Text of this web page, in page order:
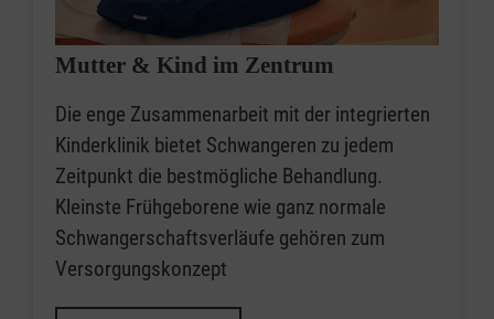
Mutter & Kind im Zentrum
Die enge Zusammenarbeit mit der integrierten
Kinderklinik bietet Schwangeren zu jedem
Zeitpunkt die bestmögliche Behandlung.
Kleinste Frühgeborene wie ganz normale
Schwangerschaftsverläufe gehören zum
Versorgungskonzept